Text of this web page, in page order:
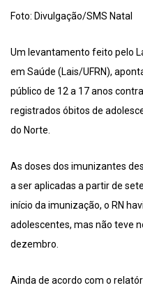
Foto: Divulgação/SMS Natal
Um levantamento feito pelo
em Saúde (Lais/UFRN),
público de 12 a 17 anos
registrados óbitos de
do Norte.
As doses dos imunizantes
a ser aplicadas a partir de
início da imunização, o RN
adolescentes, mas não teve
dezembro.
Ainda de acordo com o